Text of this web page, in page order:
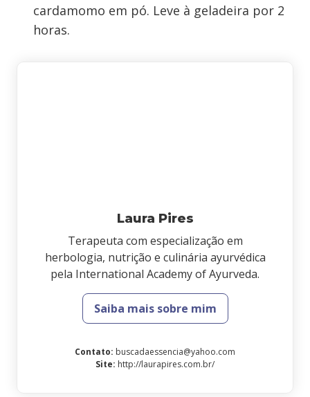
cardamomo em pó. Leve à geladeira por 2
horas.
Laura Pires
Terapeuta com especialização em
herbologia, nutrição e culinária ayurvédica
pela International Academy of Ayurveda.
Saiba mais sobre mim
Contato: buscadaessencia@yahoo.com
Site: http://laurapires.com.br/